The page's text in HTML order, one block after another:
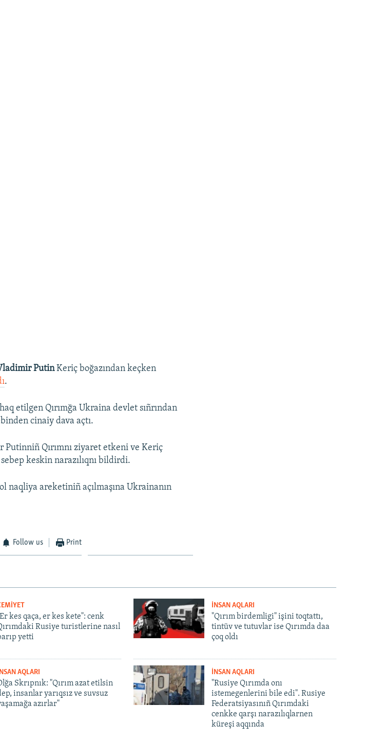
PutinKeriç boğazından keçken
.
etilgen Qırımğa Ukraina devlet sıñrından
cinaiy dava açtı.
Qırımnı ziyaret etkeni ve Keriç
keskin narazılıqnı bildirdi.
areketiniñ açılmaşına Ukrainanın
Follow us Print
kes qaça, er kes kete": cenk
Rusiye turistlerine nasıl
yetti
İNSAN AQLARI
"Qırım birdemligi" işini toqtattı,
tintüv ve tutuvlar ise Qırımda daa
çoq oldı
İNSAN AQLARI
Skrıpnık: "Qırım azat etilsin
insanlar yarıqsız ve suvsuz
azırlar"
İNSAN AQLARI
"Rusiye Qırımda onı
istemegenlerini bile edi". Rusiye
Federatsiyasınıñ Qırımdaki
cenkke qarşı narazılıqlarnen
küreşi aqqında